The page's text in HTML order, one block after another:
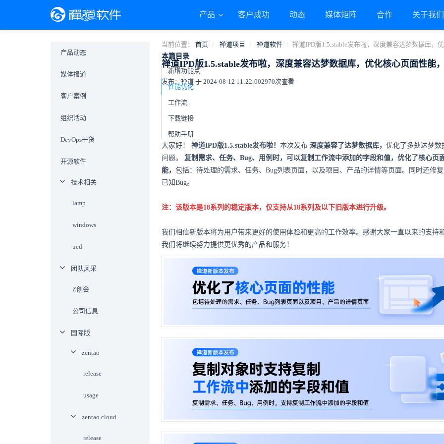
产品 客户成功 动态 媒体矩阵 合作 关于我
当前位置： 首页 禅道项目 禅道软件 禅道IPD版1.5.stable发布啦，深度兼容达梦数据库，
禅道IPD版1.5.stable发布啦，深度兼容达梦数据库，优化核心页面性能
发布：禅道 于 2024-08-12 11:22:002970次查看
本篇目录
新增功能点
性能优化
工作流
下载链接
帮助手册
大家好！ 禅道IPD版1.5.stable发布啦！ 本次发布 深度兼容了达梦数据库， 优化了多处达梦数
问题。 复制需求、任务、Bug、用例时，可以复制工作流中添加的字段和值，优化了核心页
能， 包括：待处理的需求、任务、Bug列表页面，以及项目、产品的详情等页面。同时还修
已知Bug。
注：该版本是18系列的稳定版本，仅支持从18系列及以下旧版本进行升级。
我们相信新版本将为用户带来更好的使用体验和更高的工作效率。感谢大家一直以来的支持
我们将继续努力提供更优秀的产品和服务！
产品动态
媒体报道
客户案例
组织活动
DevOps干货
开源软件
技术相关
lamp
windows
ued
团队风采
Z创会
公司信息
国际版
zentao
release
usage
zentao cloud
release